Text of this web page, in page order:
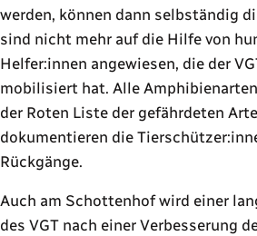
werden, können dann selbständig
sind nicht mehr auf die Hilfe von
Helfer:innen angewiesen, die der
mobilisiert hat. Alle
der Roten Liste der gefährdeten
dokumentieren die
Rückgänge.
Auch am Schottenhof wird einer
des VGT nach einer Verbesserung